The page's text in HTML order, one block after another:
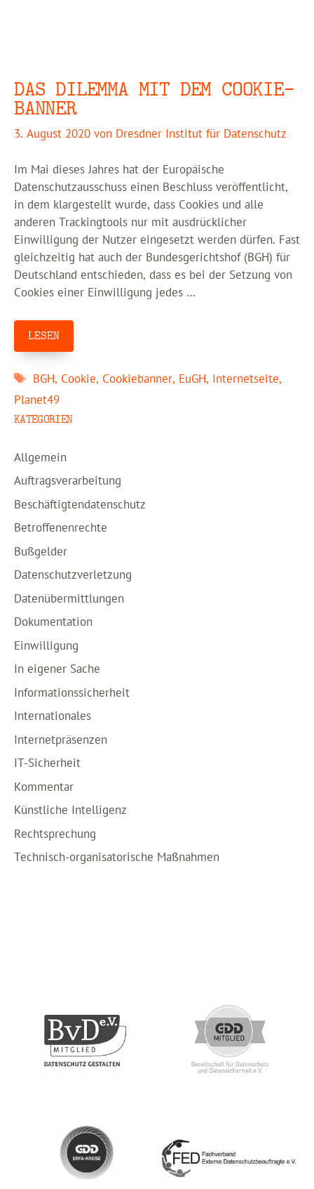
DAS DILEMMA MIT DEM COOKIE-
BANNER
3. August 2020 von Dresdner Institut für Datenschutz
Im Mai dieses Jahres hat der Europäische
Datenschutzausschuss einen Beschluss veröffentlicht,
in dem klargestellt wurde, dass Cookies und alle
anderen Trackingtools nur mit ausdrücklicher
Einwilligung der Nutzer eingesetzt werden dürfen. Fast
gleichzeitig hat auch der Bundesgerichtshof (BGH) für
Deutschland entschieden, dass es bei der Setzung von
Cookies einer Einwilligung jedes …
LESEN
Schlagwörter
BGH, Cookie, Cookiebanner, EuGH, Internetseite,
Planet49
KATEGORIEN
Allgemein
Auftragsverarbeitung
Beschäftigtendatenschutz
Betroffenenrechte
Bußgelder
Datenschutzverletzung
Datenübermittlungen
Dokumentation
Einwilligung
In eigener Sache
Informationssicherheit
Internationales
Internetpräsenzen
IT-Sicherheit
Kommentar
Künstliche Intelligenz
Rechtsprechung
Technisch-organisatorische Maßnahmen